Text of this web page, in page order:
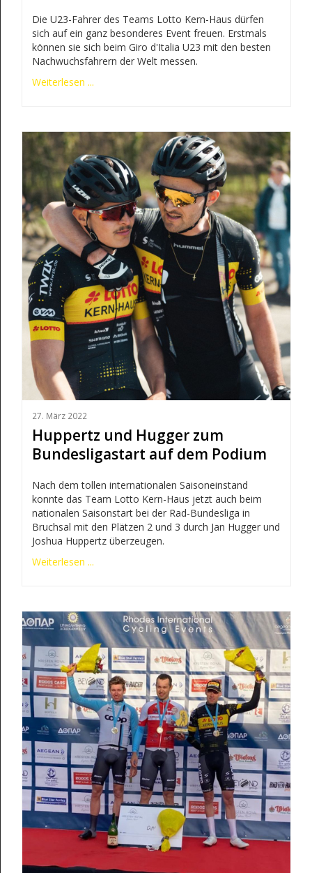
Die U23-Fahrer des Teams Lotto Kern-Haus dürfen
sich auf ein ganz besonderes Event freuen. Erstmals
können sie sich beim Giro d'Italia U23 mit den besten
Nachwuchsfahrern der Welt messen.
Weiterlesen ...
27. März 2022
Huppertz und Hugger zum
Bundesligastart auf dem Podium
Nach dem tollen internationalen Saisoneinstand
konnte das Team Lotto Kern-Haus jetzt auch beim
nationalen Saisonstart bei der Rad-Bundesliga in
Bruchsal mit den Plätzen 2 und 3 durch Jan Hugger und
Joshua Huppertz überzeugen.
Weiterlesen ...